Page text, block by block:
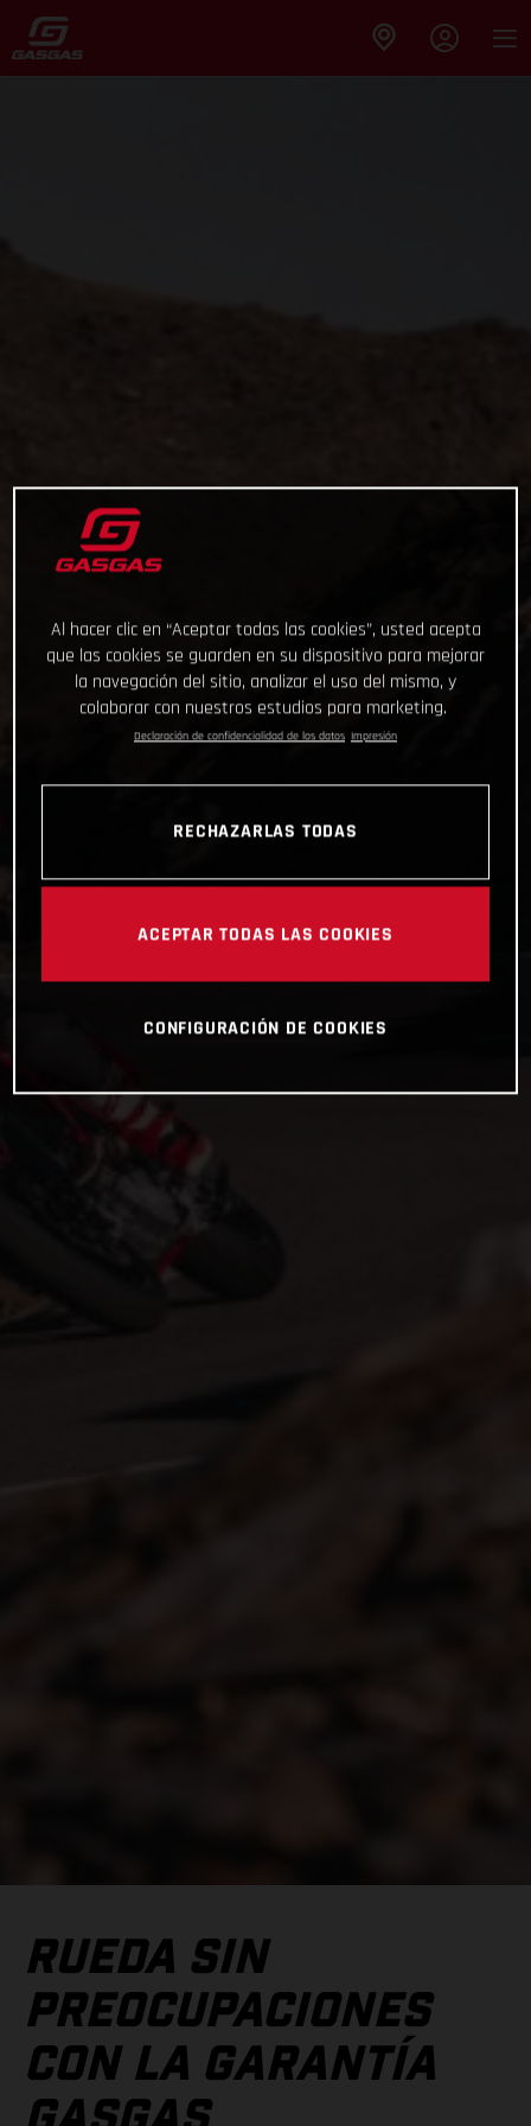
RUEDA SIN
PREOCUPACIONES
CON LA GARANTÍA
Al hacer clic en “Aceptar todas las cookies”, usted acepta
que las cookies se guarden en su dispositivo para mejorar
la navegación del sitio, analizar el uso del mismo, y
colaborar con nuestros estudios para marketing.
Declaración de confidencialidad de los datos Impresión
RECHAZARLAS TODAS
ACEPTAR TODAS LAS COOKIES
CONFIGURACIÓN DE COOKIES